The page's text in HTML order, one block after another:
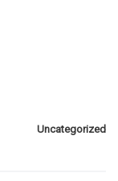
Uncategorized